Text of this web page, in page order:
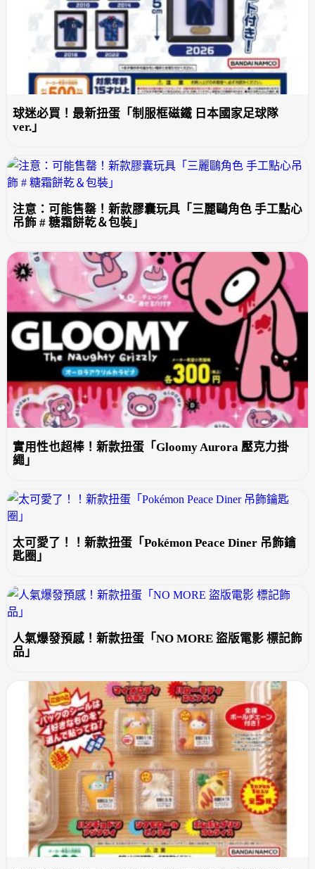
球迷必買！最新扭蛋「制服框磁鐵 日本國家足球隊
ver.」
注意：可能售罄！新款膠囊玩具「三麗鷗角色 手工點心
吊飾 # 糖霜餅乾＆包裝」
實用性也超棒！新款扭蛋「Gloomy Aurora 壓克力掛
繩」
太可愛了！！新款扭蛋「Pokémon Peace Diner 吊飾鑰
匙圈」
人氣爆發預感！新款扭蛋「NO MORE 盜版電影 標記飾
品」